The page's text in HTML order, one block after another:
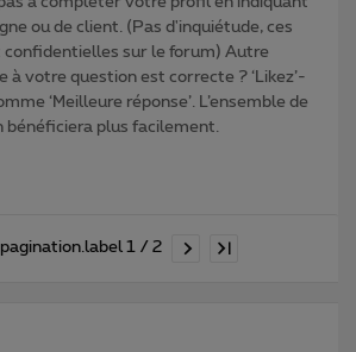
ou de client. (Pas d'inquiétude, ces
confidentielles sur le forum) Autre
à votre question est correcte ? ‘Likez’-
‘Meilleure réponse’. L’ensemble de
bénéficiera plus facilement.
1 / 2